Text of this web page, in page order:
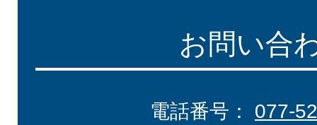
お問い合
電話番号： 077-